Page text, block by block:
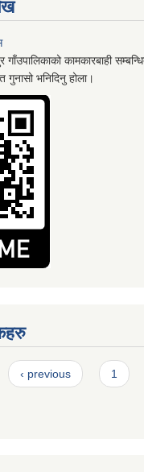
गाँउपालिकाको कामकारबाही
भनिदिनु होला।
‹ previous 1